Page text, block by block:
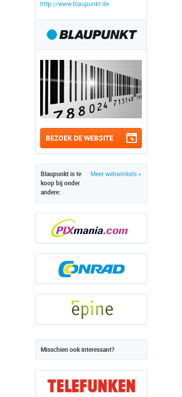
http://www.blaupunkt.de
BEZOEK DE WEBSITE
Meer webwinkels »
Blaupunkt is te
koop bij onder
andere:
Misschien ook interessant?